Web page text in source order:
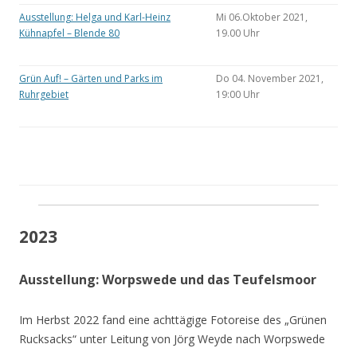
Ausstellung: Helga und Karl-Heinz
Kühnapfel – Blende 80
Mi 06.Oktober 2021,
19.00 Uhr
Grün Auf! – Gärten und Parks im
Ruhrgebiet
Do 04. November 2021,
19:00 Uhr
2023
Ausstellung: Worpswede und das Teufelsmoor
Im Herbst 2022 fand eine achttägige Fotoreise des „Grünen
Rucksacks“ unter Leitung von Jörg Weyde nach Worpswede